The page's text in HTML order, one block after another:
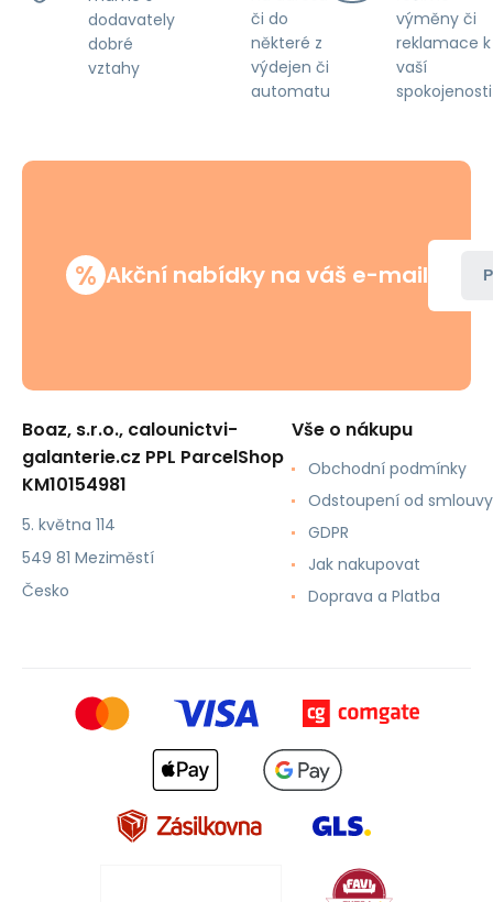
dodavately
dobré
vztahy
či do
některé z
výdejen či
automatu
výměny či
reklamace k
vaší
spokojenosti
% Akční nabídky na váš e-mail
Boaz, s.r.o., calounictvi-
galanterie.cz PPL ParcelShop
KM10154981
5. května 114
549 81 Meziměstí
Česko
Vše o nákupu
Obchodní podmínky
Odstoupení od smlouvy
GDPR
Jak nakupovat
Doprava a Platba